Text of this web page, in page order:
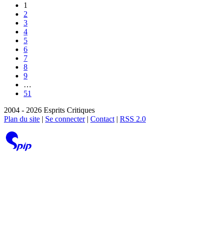
1
2
3
4
5
6
7
8
9
…
51
2004 - 2026 Esprits Critiques
Plan du site | Se connecter| Contact | RSS 2.0